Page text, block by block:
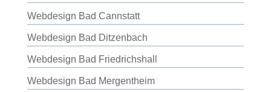
Webdesign Bad Cannstatt
Webdesign Bad Ditzenbach
Webdesign Bad Friedrichshall
Webdesign Bad Mergentheim